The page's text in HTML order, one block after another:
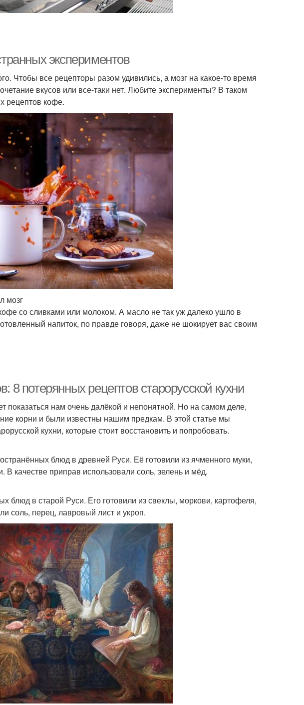
экспериментов
Чтобы все рецепторы разом удивились, а мозг на какое-то время
вкусов или все-таки нет. Любите эксперименты? В таком
рецептов кофе.
мозг
со сливками или молоком. А масло не так уж далеко ушло в
напиток, по правде говоря, даже не шокирует вас своим
8 потерянных рецептов старорусской кухни
показаться нам очень далёкой и непонятной. Но на самом деле,
корни и были известны нашим предкам. В этой статье мы
кухни, которые стоит восстановить и попробовать.
блюд в древней Руси. Её готовили из ячменного муки,
качестве приправ использовали соль, зелень и мёд.
в старой Руси. Его готовили из свеклы, моркови, картофеля,
соль, перец, лавровый лист и укроп.